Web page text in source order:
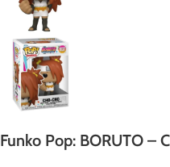
Funko Pop: BORUTO –